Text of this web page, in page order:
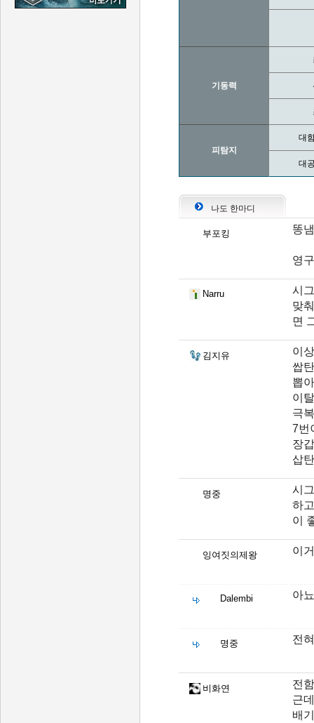
기동력
피탐지
대
대
나도 한마디
부포킹 똥
영
Narru
시
맞
면
김지유
이
쌉
뽑
이
극
7번
장
삽
명중
시
하
이
잉여짓의제왕 이
Dalembi 아
명중 전
비화연
전
근
배